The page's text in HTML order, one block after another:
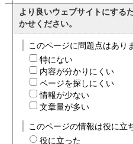
より良いウェブサイトにする
かせください。
このページに問題点はあり
特にない
内容が分かりにくい
ページを探しにくい
情報が少ない
文章量が多い
このページの情報は役に立
役に立った